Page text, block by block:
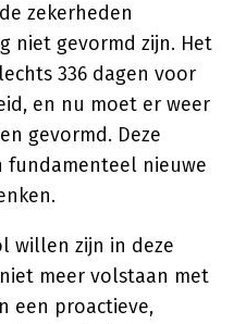
zekerheden
niet gevormd zijn. Het
336 dagen voor
en nu moet er weer
gevormd. Deze
nieuwe
willen zijn in deze
meer volstaan met
een proactieve,